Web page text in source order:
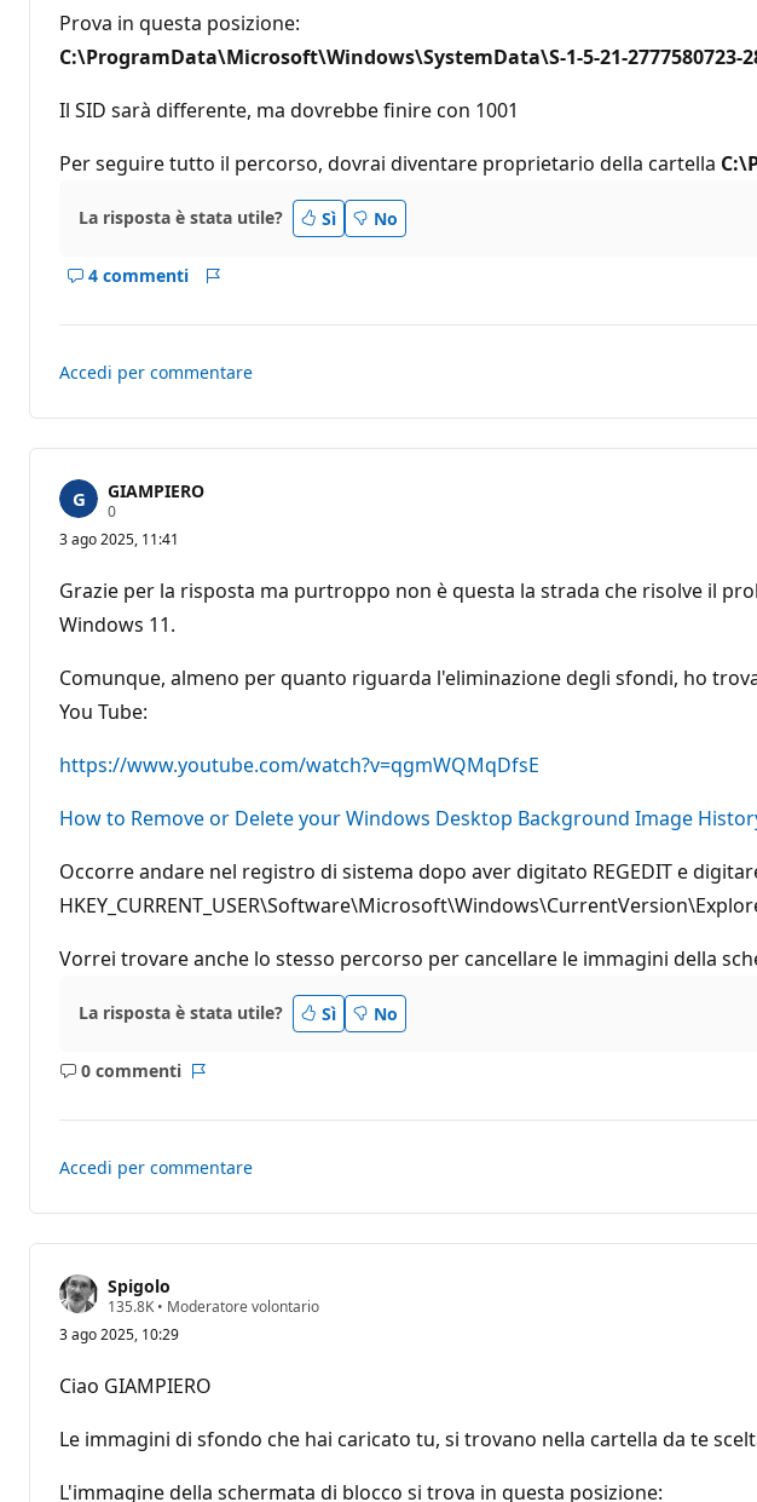
d
i
r
p
u
a
o
Prova in questa posizione:
C:\ProgramData\Microsoft\Windows\SystemData\S-1-5-21-2777580723-
Il SID sarà differente, ma dovrebbe finire con 1001
Per seguire tutto il percorso, dovrai diventare proprietario della cartella
La risposta è stata utile? Sì No
4 commenti
Mostra
risposta
Accedi per commentare
GIAMPIERO
0P
n
i
d
i
r
p
u
t
i
e
3 ago 2025, 11:41
Grazie per la risposta ma purtroppo non è questa la strada che risolve il
Windows 11.
Comunque, almeno per quanto riguarda l'eliminazione degli sfondi, ho
You Tube:
https://www.youtube.com/watch?v=qgmWQMqDfsE
How to Remove or Delete your Windows Desktop Background Image
Occorre andare nel registro di sistema dopo aver digitato REGEDIT e
Vorrei trovare anche lo stesso percorso per cancellare le immagini della
La risposta è stata utile? Sì No
0 commenti
Nessun
Accedi per commentare
Spigolo
135.8K P
n
i
d
r
e
u
• Moderatore volontario
3 ago 2025, 10:29
Ciao GIAMPIERO
Le immagini di sfondo che hai caricato tu, si trovano nella cartella da te
L'immagine della schermata di blocco si trova in questa posizione: